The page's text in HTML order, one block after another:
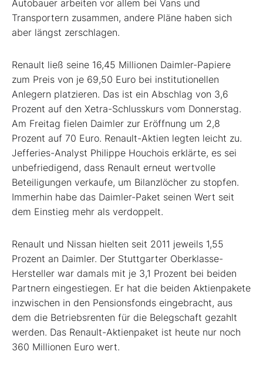
Kontakt
Autobauer arbeiten vor allem bei Vans und
Transportern zusammen, andere Pläne haben sich
aber längst zerschlagen.
Renault ließ seine 16,45 Millionen Daimler-Papiere
zum Preis von je 69,50 Euro bei institutionellen
Anlegern platzieren. Das ist ein Abschlag von 3,6
Prozent auf den Xetra-Schlusskurs vom Donnerstag.
Am Freitag fielen Daimler zur Eröffnung um 2,8
Prozent auf 70 Euro. Renault-Aktien legten leicht zu.
Jefferies-Analyst Philippe Houchois erklärte, es sei
unbefriedigend, dass Renault erneut wertvolle
Beteiligungen verkaufe, um Bilanzlöcher zu stopfen.
Immerhin habe das Daimler-Paket seinen Wert seit
dem Einstieg mehr als verdoppelt.
Renault und Nissan hielten seit 2011 jeweils 1,55
Prozent an Daimler. Der Stuttgarter Oberklasse-
Hersteller war damals mit je 3,1 Prozent bei beiden
Partnern eingestiegen. Er hat die beiden Aktienpakete
inzwischen in den Pensionsfonds eingebracht, aus
dem die Betriebsrenten für die Belegschaft gezahlt
werden. Das Renault-Aktienpaket ist heute nur noch
360 Millionen Euro wert.